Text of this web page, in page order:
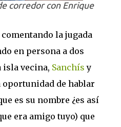
corredor con Enrique
la jugada
en persona a dos
isla vecina, Sanchís y
oportunidad de hablar
es su nombre ¿es así
era amigo tuyo) que